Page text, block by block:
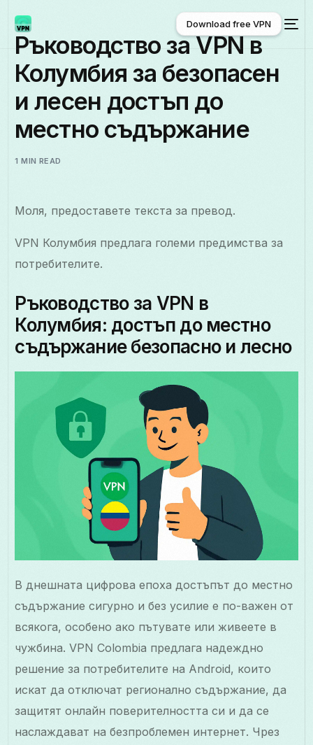
Български
Download free VPN
Download free VPN
Ръководство за VPN в
Колумбия за безопасен
и лесен достъп до
местно съдържание
1 MIN READ
Моля, предоставете текста за превод.
VPN Колумбия предлага големи предимства за
потребителите.
Ръководство за VPN в
Колумбия: достъп до местно
съдържание безопасно и лесно
В днешната цифрова епоха достъпът до местно
съдържание сигурно и без усилие е по-важен от
всякога, особено ако пътувате или живеете в
чужбина. VPN Colombia предлага надеждно
решение за потребителите на Android, които
искат да отключат регионално съдържание, да
защитят онлайн поверителността си и да се
наслаждават на безпроблемен интернет. Чрез